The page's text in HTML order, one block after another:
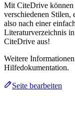
Mit CiteDrive können
verschiedenen Stilen,
also nach einer
Literaturverzeichnis
CiteDrive aus!
Weitere
Hilfedokumentation.
Seite bearbeiten